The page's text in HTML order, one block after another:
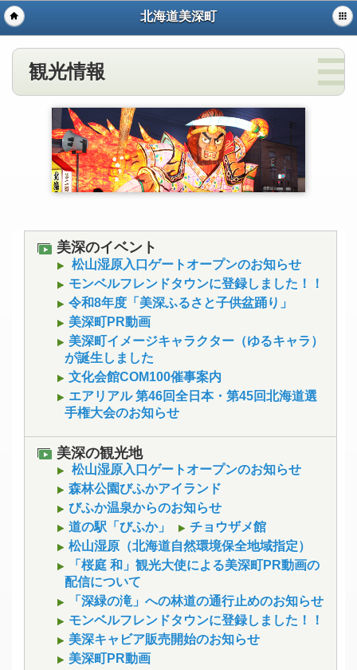
北海道美深町
観光情報
美深のイベント
松山湿原入口ゲートオープンのお知らせ
モンベルフレンドタウンに登録しました！！
令和8年度「美深ふるさと子供盆踊り」
美深町PR動画
美深町イメージキャラクター（ゆるキャラ）
が誕生しました
文化会館COM100催事案内
エアリアル 第46回全日本・第45回北海道選
手権大会のお知らせ
美深の観光地
松山湿原入口ゲートオープンのお知らせ
森林公園びふかアイランド
びふか温泉からのお知らせ
道の駅「びふか」
チョウザメ館
松山湿原（北海道自然環境保全地域指定）
「桜庭 和」観光大使による美深町PR動画の
配信について
「深緑の滝」への林道の通行止めのお知らせ
モンベルフレンドタウンに登録しました！！
美深キャビア販売開始のお知らせ
美深町PR動画